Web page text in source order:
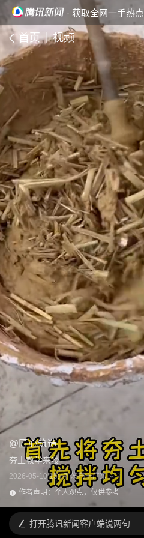
· 获取全网一手热点
首页 视频
@ 匠心筑造
夯土教学来喽
2026-05-10 15:47 发布于广东
作者声明：个人观点，仅供参考
打开腾讯新闻客户端说两句